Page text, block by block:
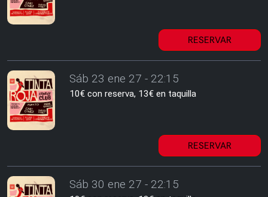
RESERVAR
Sáb 23 ene 27 - 22:15
10€ con reserva, 13€ en taquilla
RESERVAR
Sáb 30 ene 27 - 22:15